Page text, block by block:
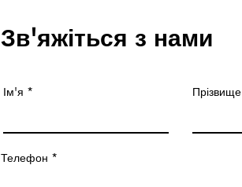
Зв'яжіться з нами
Ім'я Прізвище
Телефон